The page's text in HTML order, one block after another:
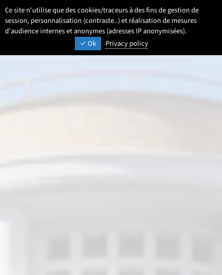
Ce site n'utilise que des cookies/traceurs à des fins de gestion de
session, personnalisation (contraste..) et réalisation de mesures
d'audience internes et anonymes (adresses IP anonymisées).
Ok
Privacy policy
Aller
au
contenu
Aller
au
menu
Aller
au
pied
page
UNIVERSITÉ DE LILLE
INSPIRONS DEMAIN
ParamétrageSélectionner une
FR
- Français